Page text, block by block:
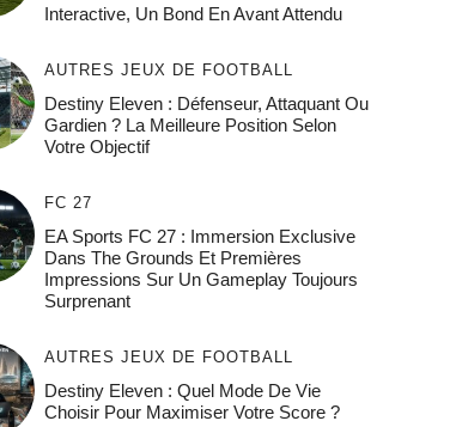
Interactive, Un Bond En Avant Attendu
AUTRES JEUX DE FOOTBALL
Destiny Eleven : Défenseur, Attaquant Ou
Gardien ? La Meilleure Position Selon
Votre Objectif
FC 27
EA Sports FC 27 : Immersion Exclusive
Dans The Grounds Et Premières
Impressions Sur Un Gameplay Toujours
Surprenant
AUTRES JEUX DE FOOTBALL
Destiny Eleven : Quel Mode De Vie
Choisir Pour Maximiser Votre Score ?